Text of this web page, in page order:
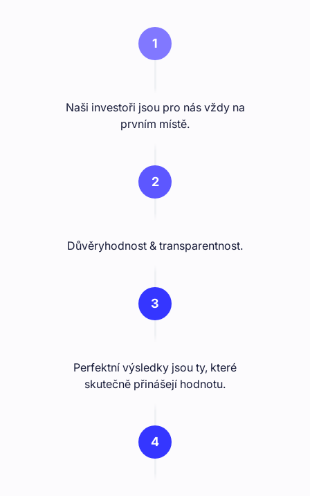
1
Naši investoři jsou pro nás vždy na
prvním místě.
2
Důvěryhodnost & transparentnost.
3
Perfektní výsledky jsou ty, které
skutečně přinášejí hodnotu.
4